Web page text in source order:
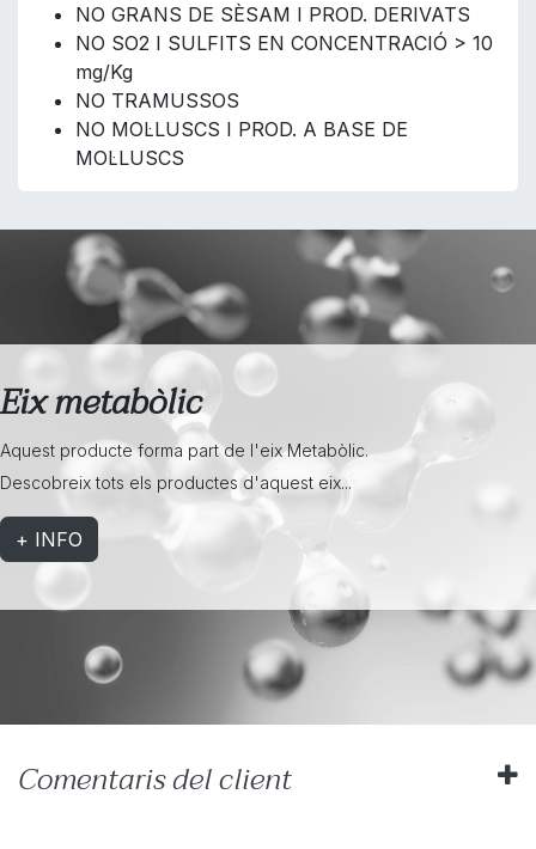
NO GRANS DE SÈSAM I PROD. DERIVATS
NO SO2 I SULFITS EN CONCENTRACIÓ > 10
mg/Kg
NO TRAMUSSOS
NO MOL·LUSCS I PROD. A BASE DE
MOL·LUSCS
Eix metabòlic
Aquest producte forma part de l'eix Metabòlic.
Descobreix tots els productes d'aquest eix...
+ INFO
Comentaris del client